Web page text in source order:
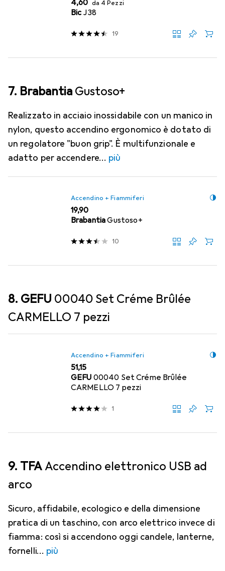
EUR
4,60 da 4 Pezzi
BicJ38
19
7. Brabantia Gustoso+
Realizzato in acciaio inossidabile con un manico in
nylon, questo accendino ergonomico è dotato di
un regolatore "buon grip". È multifunzionale e
adatto per accendere
più
Accendino + Fiammiferi
EUR
19,90
BrabantiaGustoso+
10
8. GEFU 00040 Set Créme Brûlée
CARMELLO 7 pezzi
Accendino + Fiammiferi
EUR
51,15
GEFU 00040 Set Créme Brûlée
CARMELLO 7 pezzi
1
9. TFAAccendino elettronico USB ad
arco
Sicuro, affidabile, ecologico e della dimensione
pratica di un taschino, con arco elettrico invece di
fiamma: così si accendono oggi candele, lanterne,
fornelli
più